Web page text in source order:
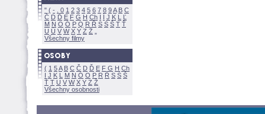
" ( - 0 1 2 3 4 5 6 7 8 9A B C
Č D Ď E F G H Ch I Í J K L
Ľ
M N O Ó P Q R Ř S Ś T Ť
U Ú V W X Y Z
Všechny filmy
( 1 5A B C Č D Ď E F G H Ch
I J K L M N Ó O P R Ř S Ś
Ť T U V W X Y Z
Všechny osobnosti